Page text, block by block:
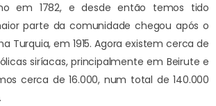
em 1782, e desde então temos tido
parte da comunidade chegou após o
Turquia, em 1915. Agora existem cerca de
siríacas, principalmente em Beirute e
cerca de 16.000, num total de 140.000